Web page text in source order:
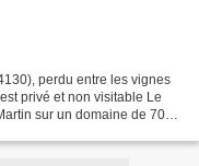
perdu entre les vignes
privé et non visitable Le
sur un domaine de 70